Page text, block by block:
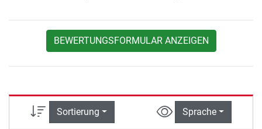
BEWERTUNGSFORMULAR ANZEIGEN
Sortierung Sprache